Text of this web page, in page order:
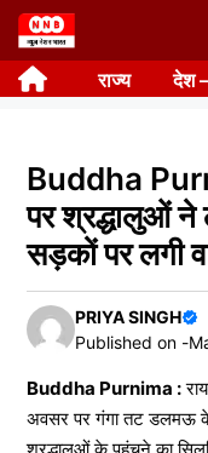
Skip
to
content राज्य देश
Buddha
पर श्रद्धालुओं
सड़कों पर लगी
PRIYA SINGH
Published on -
Buddha Purnima :
अवसर पर गंगा तट डलमऊ